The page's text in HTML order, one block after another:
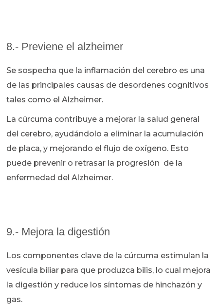
8.- Previene el alzheimer
Se sospecha que la inflamación del cerebro es una
de las principales causas de desordenes cognitivos
tales como el Alzheimer.
La cúrcuma contribuye a mejorar la salud general
del cerebro, ayudándolo a eliminar la acumulación
de placa, y mejorando el flujo de oxígeno. Esto
puede prevenir o retrasar la progresión de la
enfermedad del Alzheimer.
9.- Mejora la digestión
Los componentes clave de la cúrcuma estimulan la
vesícula biliar para que produzca bilis, lo cual mejora
la digestión y reduce los síntomas de hinchazón y
gas.